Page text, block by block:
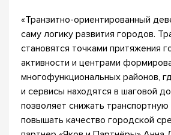
«Транзитно-ориентированный
саму логику развития городов.
становятся точками притяжения
активности и центрами
многофункциональных районов,
и сервисы находятся в шаговой
позволяет снижать транспортную
повышать качество городской